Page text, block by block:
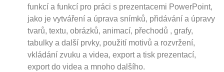
funkcí a funkcí pro práci s prezentacemi PowerPoint,
jako je vytváření a úprava snímků, přidávání a úpravy
tvarů, textu, obrázků, animací, přechodů , grafy,
tabulky a další prvky, použití motivů a rozvržení,
vkládání zvuku a videa, export a tisk prezentací,
export do videa a mnoho dalšího.